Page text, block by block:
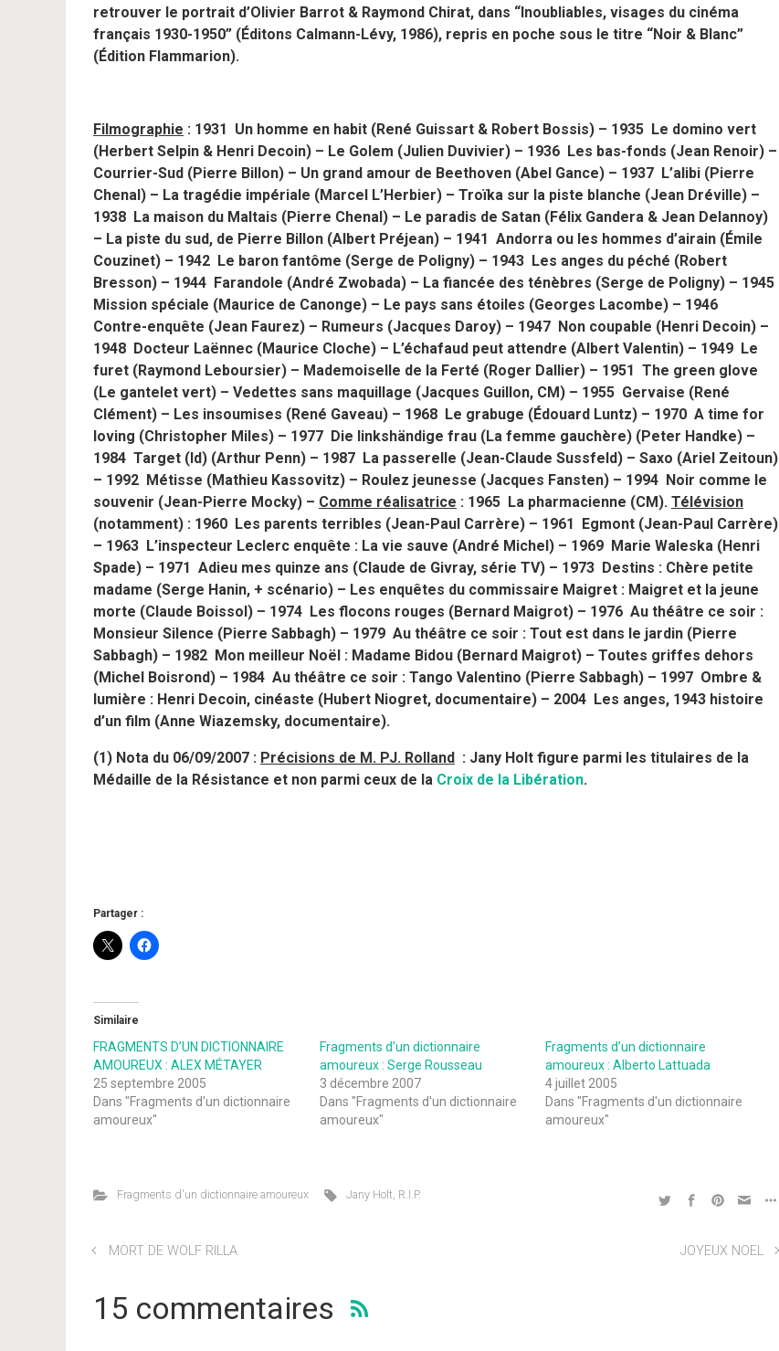
retrouver le portrait d’Olivier Barrot & Raymond Chirat, dans “Inoubliables, visages du cinéma
français 1930-1950” (Éditons Calmann-Lévy, 1986), repris en poche sous le titre “Noir & Blanc”
(Édition Flammarion).
Filmographie : 1931 Un homme en habit (René Guissart & Robert Bossis) – 1935 Le domino vert
(Herbert Selpin & Henri Decoin) – Le Golem (Julien Duvivier) – 1936 Les bas-fonds (Jean Renoir) –
Courrier-Sud (Pierre Billon) – Un grand amour de Beethoven (Abel Gance) – 1937 L’alibi (Pierre
Chenal) – La tragédie impériale (Marcel L’Herbier) – Troïka sur la piste blanche (Jean Dréville) –
1938 La maison du Maltais (Pierre Chenal) – Le paradis de Satan (Félix Gandera & Jean Delannoy)
– La piste du sud, de Pierre Billon (Albert Préjean) – 1941 Andorra ou les hommes d’airain (Émile
Couzinet) – 1942 Le baron fantôme (Serge de Poligny) – 1943 Les anges du péché (Robert
Bresson) – 1944 Farandole (André Zwobada) – La fiancée des ténèbres (Serge de Poligny) – 1945
Mission spéciale (Maurice de Canonge) – Le pays sans étoiles (Georges Lacombe) – 1946
Contre-enquête (Jean Faurez) – Rumeurs (Jacques Daroy) – 1947 Non coupable (Henri Decoin) –
1948 Docteur Laënnec (Maurice Cloche) – L’échafaud peut attendre (Albert Valentin) – 1949 Le
furet (Raymond Leboursier) – Mademoiselle de la Ferté (Roger Dallier) – 1951 The green glove
(Le gantelet vert) – Vedettes sans maquillage (Jacques Guillon, CM) – 1955 Gervaise (René
Clément) – Les insoumises (René Gaveau) – 1968 Le grabuge (Édouard Luntz) – 1970 A time for
loving (Christopher Miles) – 1977 Die linkshändige frau (La femme gauchère) (Peter Handke) –
1984 Target (Id) (Arthur Penn) – 1987 La passerelle (Jean-Claude Sussfeld) – Saxo (Ariel Zeitoun)
– 1992 Métisse (Mathieu Kassovitz) – Roulez jeunesse (Jacques Fansten) – 1994 Noir comme le
souvenir (Jean-Pierre Mocky) – Comme réalisatrice : 1965 La pharmacienne (CM). Télévision
(notamment) : 1960 Les parents terribles (Jean-Paul Carrère) – 1961 Egmont (Jean-Paul Carrère)
– 1963 L’inspecteur Leclerc enquête : La vie sauve (André Michel) – 1969 Marie Waleska (Henri
Spade) – 1971 Adieu mes quinze ans (Claude de Givray, série TV) – 1973 Destins : Chère petite
madame (Serge Hanin, + scénario) – Les enquêtes du commissaire Maigret : Maigret et la jeune
morte (Claude Boissol) – 1974 Les flocons rouges (Bernard Maigrot) – 1976 Au théâtre ce soir :
Monsieur Silence (Pierre Sabbagh) – 1979 Au théâtre ce soir : Tout est dans le jardin (Pierre
Sabbagh) – 1982 Mon meilleur Noël : Madame Bidou (Bernard Maigrot) – Toutes griffes dehors
(Michel Boisrond) – 1984 Au théâtre ce soir : Tango Valentino (Pierre Sabbagh) – 1997 Ombre &
lumière : Henri Decoin, cinéaste (Hubert Niogret, documentaire) – 2004 Les anges, 1943 histoire
d’un film (Anne Wiazemsky, documentaire).
(1) Nota du 06/09/2007 : Précisions de M. PJ. Rolland : Jany Holt figure parmi les titulaires de la
Médaille de la Résistance et non parmi ceux de la Croix de la Libération.
Partager :
Similaire
FRAGMENTS D’UN DICTIONNAIRE
AMOUREUX : ALEX MÉTAYER
25 septembre 2005
Dans "Fragments d'un dictionnaire
amoureux"
Fragments d’un dictionnaire
amoureux : Serge Rousseau
3 décembre 2007
Dans "Fragments d'un dictionnaire
amoureux"
Fragments d’un dictionnaire
amoureux : Alberto Lattuada
4 juillet 2005
Dans "Fragments d'un dictionnaire
amoureux"
Fragments d'un dictionnaire amoureux Jany Holt, R.I.P.
MORT DE WOLF RILLA JOYEUX NOEL
15 commentaires